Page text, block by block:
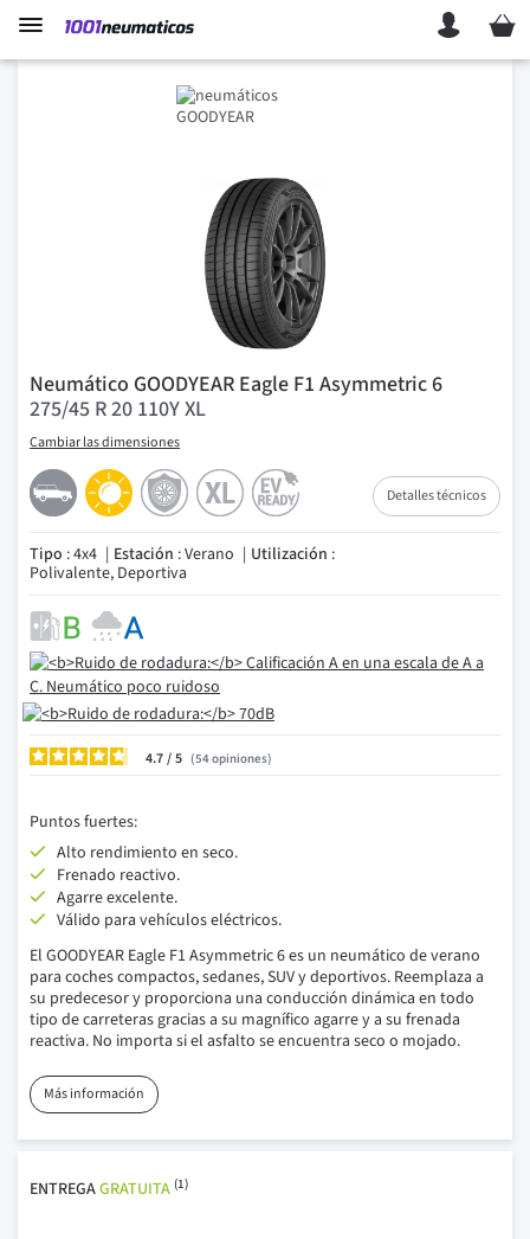
Mi
Neumático GOODYEAR Eagle F1 Asymmetric 6
275/45 R 20 110Y XL
Cambiar las dimensiones
Detalles técnicos
Tipo : 4x4 Estación : Verano Utilización :
Polivalente, Deportiva
4.7/ 54opiniones
Puntos fuertes:
Alto rendimiento en seco.
Frenado reactivo.
Agarre excelente.
Válido para vehículos eléctricos.
El GOODYEAR Eagle F1 Asymmetric 6 es un neumático de verano
para coches compactos, sedanes, SUV y deportivos. Reemplaza a
su predecesor y proporciona una conducción dinámica en todo
tipo de carreteras gracias a su magnífico agarre y a su frenada
reactiva. No importa si el asfalto se encuentra seco o mojado.
Más información
ENTREGAGRATUITA (1)